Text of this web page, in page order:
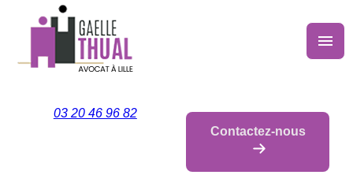
menu
03 20 46 96 82
Contactez-nous
Panneau de gestion des cookies